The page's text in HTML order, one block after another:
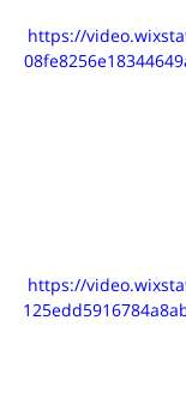
https://
https://